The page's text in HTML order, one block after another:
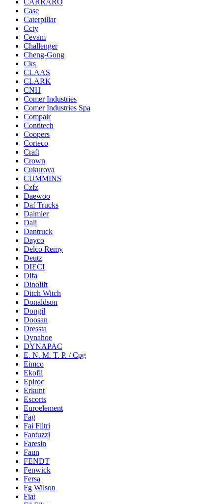
CARRARO
Case
Caterpillar
Ccty
Cevam
Challenger
Cheng-Gong
Cks
CLAAS
CLARK
CNH
Comer Industries
Comer Industries Spa
Compair
Contitech
Coopers
Corteco
Craft
Crown
Cukurova
CUMMINS
Czfz
Daewoo
Daf Trucks
Daimler
Dali
Dantruck
Dayco
Delco Remy
Deutz
DIECI
Difa
Dinolift
Ditch Witch
Donaldson
Dongil
Doosan
Dressta
Dynahoe
DYNAPAC
E. N. M. T. P. / Cpg
Eimco
Ekofil
Epiroc
Erkunt
Escorts
Euroelement
Fag
Fai Filtri
Fantuzzi
Faresin
Faun
FENDT
Fenwick
Fersa
Fg Wilson
Fiat